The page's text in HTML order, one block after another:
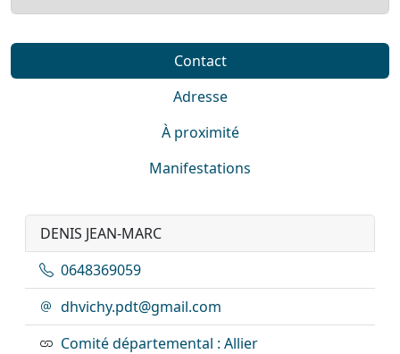
Contact
Adresse
À proximité
Manifestations
DENIS JEAN-MARC
0648369059
dhvichy.pdt@gmail.com
Comité départemental : Allier